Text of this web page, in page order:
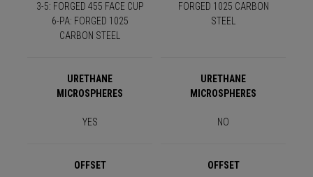
3-5: FORGED 455 FACE CUP
6-PA: FORGED 1025
CARBON STEEL
FORGED 1025 CARBON
STEEL
URETHANE
MICROSPHERES
URETHANE
MICROSPHERES
YES NO
OFFSET OFFSET